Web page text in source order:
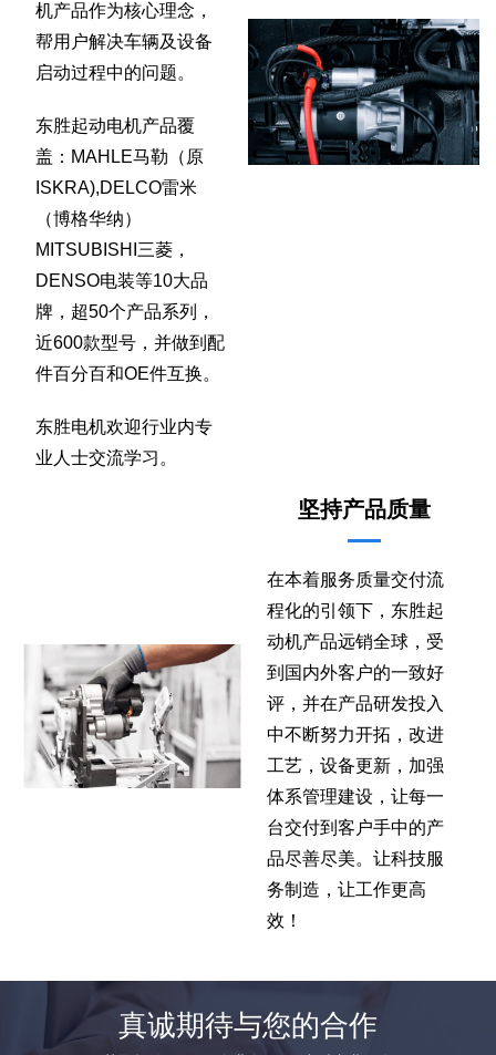
机产品作为核心理念，
帮用户解决车辆及设备
启动过程中的问题。
东胜起动电机产品覆
盖：MAHLE马勒（原
ISKRA),DELCO雷米
（博格华纳）
MITSUBISHI三菱，
DENSO电装等10大品
牌，超50个产品系列，
近600款型号，并做到配
件百分百和OE件互换。
东胜电机欢迎行业内专
业人士交流学习。
坚持产品质量
在本着服务质量交付流
程化的引领下，东胜起
动机产品远销全球，受
到国内外客户的一致好
评，并在产品研发投入
中不断努力开拓，改进
工艺，设备更新，加强
体系管理建设，让每一
台交付到客户手中的产
品尽善尽美。让科技服
务制造，让工作更高
效！
真诚期待与您的合作